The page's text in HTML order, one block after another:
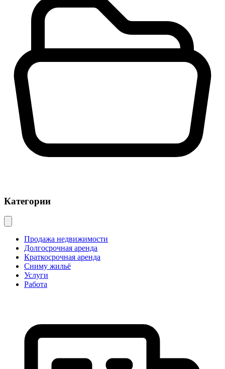
Категории
Продажа недвижимости
Долгосрочная аренда
Краткосрочная аренда
Сниму жильё
Услуги
Работа